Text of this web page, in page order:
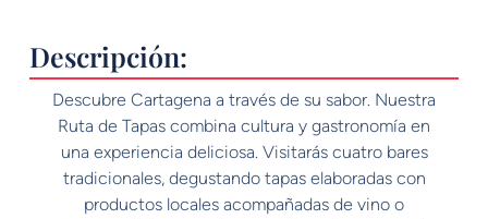
Descripción:
Descubre Cartagena a través de su sabor. Nuestra
Ruta de Tapas combina cultura y gastronomía en
una experiencia deliciosa. Visitarás cuatro bares
tradicionales, degustando tapas elaboradas con
productos locales acompañadas de vino o